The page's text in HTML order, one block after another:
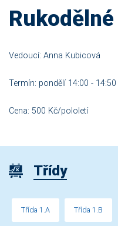
Vedoucí: Anna Kubicová
Termín: pondělí 14:00 - 14:50
Cena: 500 Kč/pololetí
Třídy
Třída 1.A Třída 1.B